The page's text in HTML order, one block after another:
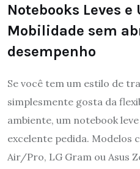
Notebooks Leves
Mobilidade sem
desempenho
Se você tem um estilo de
simplesmente gosta da
ambiente, um notebook
excelente pedida. Modelos
Air/Pro, LG Gram ou Asus